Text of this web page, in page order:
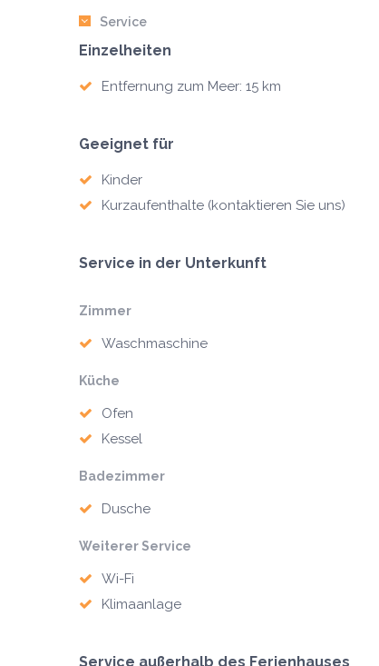
Service
Einzelheiten
Entfernung zum Meer: 15 km
Geeignet für
Kinder
Kurzaufenthalte (kontaktieren Sie uns)
Service in der Unterkunft
Zimmer
Waschmaschine
Küche
Ofen
Kessel
Badezimmer
Dusche
Weiterer Service
Wi-Fi
Klimaanlage
Service außerhalb des Ferienhauses